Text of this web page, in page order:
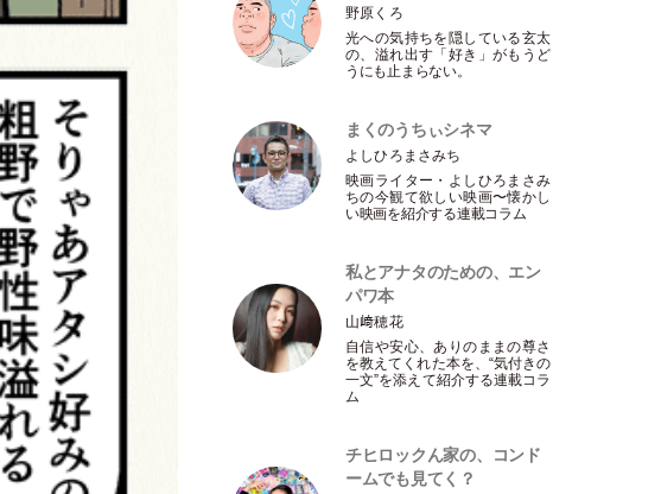
野原くろ
光への気持ちを隠している玄太
の、溢れ出す 「好き 」がもうど
うにも止まらない。
まくのうちぃシネマ
よしひろまさみち
映画ライター ・ よしひろまさみ
ちの今観て欲しい映画〜懐かし
い映画を紹介する連載コラム
私とアナタのための、エン
パワ本
山﨑穂花
自信や安心、ありのままの尊さ
を教えてくれた本を、“気付きの
一文”を添えて紹介する連載コラ
ム
チヒロックん家の、コンド
ームでも見てく？